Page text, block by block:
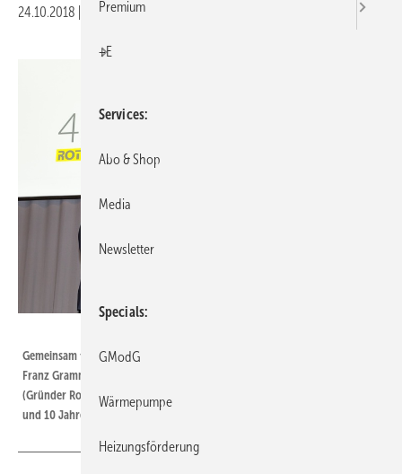
24.10.2018 Druckvorschau
Gemeinsam feiern (v.l.) Frans Hoorelbeke (Chairman Daikin Europe), Dr.
Franz Grammling (ehemaliger Geschäftsführer Rotex), Gerhard Rambacher
(Gründer Rotex) und Georg Blümel (Geschäftsführer Rotex) 45 Jahre Rotex
und 10 Jahre Zugehörigkeit zur Daikin Gruppe.
Premium
+E
Services
Abo & Shop
Media
Newsletter
Specials
GModG
Wärmepumpe
Heizungsförderung